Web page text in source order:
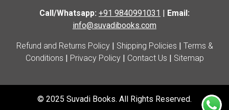
Call/Whatsapp: +91 9840991031 | Email:
info@suvadibooks.com
Refund and Returns Policy| Shipping Policies | Terms &
Conditions | Privacy Policy| Contact Us | Sitemap
© 2025 Suvadi Books. All Rights Reserved.